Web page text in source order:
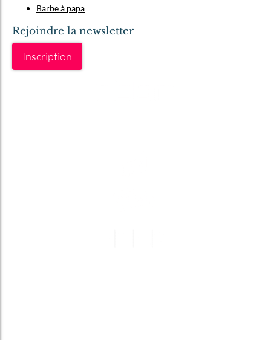
Barbe à papa
Rejoindre la newsletter
Inscription